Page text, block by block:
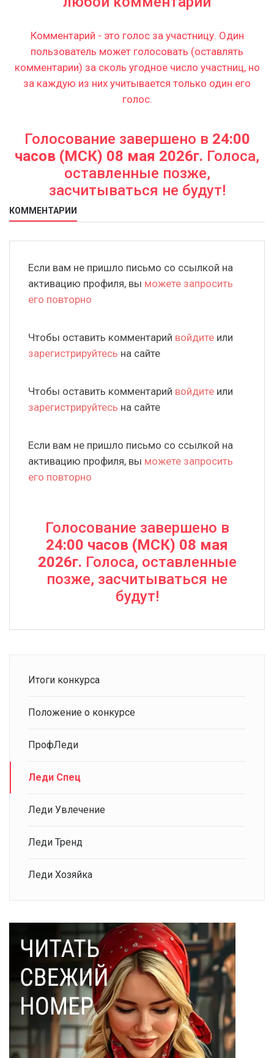
Комментарий - это голос за участницу. Один
пользователь может голосовать (оставлять
комментарии) за сколь угодное число участниц, но
за каждую из них учитывается только один его
голос.
Голосование завершено в 24:00
часов (МСК) 08 мая 2026г. Голоса,
оставленные позже,
засчитываться не будут!
КОММЕНТАРИИ
Если вам не пришло письмо со ссылкой на
активацию профиля, вы можете запросить
его повторно
Чтобы оставить комментарий войдите или
зарегистрируйтесь на сайте
Чтобы оставить комментарий войдите или
зарегистрируйтесь на сайте
Если вам не пришло письмо со ссылкой на
активацию профиля, вы можете запросить
его повторно
Голосование завершено в
24:00 часов (МСК) 08 мая
2026г. Голоса, оставленные
позже, засчитываться не
будут!
Итоги конкурса
Положение о конкурсе
ПрофЛеди
Леди Спец
Леди Увлечение
Леди Тренд
Леди Хозяйка